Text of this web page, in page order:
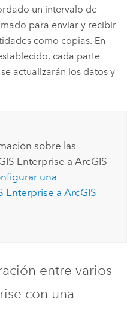
un intervalo de
para enviar y recibir
como copias. En
cada parte
actualizarán los datos y
sobre las
Enterprise aArcGIS
una
Enterprise aArcGIS
entre varios
con una